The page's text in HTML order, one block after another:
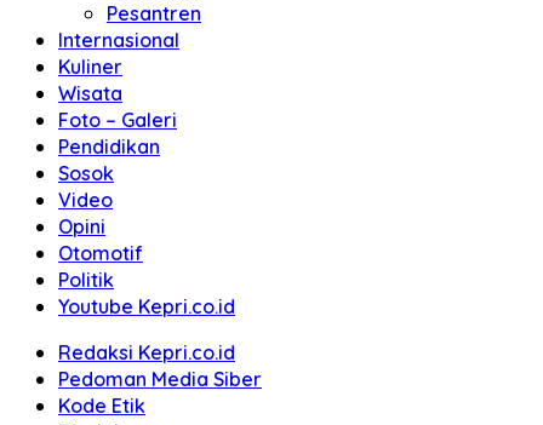
Pesantren
Internasional
Kuliner
Wisata
Foto – Galeri
Pendidikan
Sosok
Video
Opini
Otomotif
Politik
Youtube Kepri.co.id
Redaksi Kepri.co.id
Pedoman Media Siber
Kode Etik